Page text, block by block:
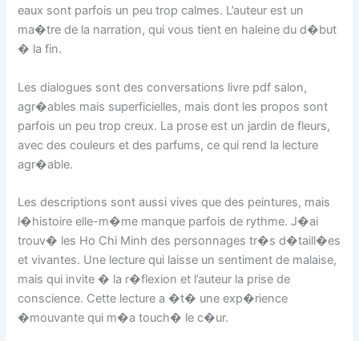
eaux sont parfois un peu trop calmes. L’auteur est un
ma�tre de la narration, qui vous tient en haleine du d�but
� la fin.
Les dialogues sont des conversations livre pdf salon,
agr�ables mais superficielles, mais dont les propos sont
parfois un peu trop creux. La prose est un jardin de fleurs,
avec des couleurs et des parfums, ce qui rend la lecture
agr�able.
Les descriptions sont aussi vives que des peintures, mais
l�histoire elle-m�me manque parfois de rythme. J�ai
trouv� les Ho Chi Minh des personnages tr�s d�taill�es
et vivantes. Une lecture qui laisse un sentiment de malaise,
mais qui invite � la r�flexion et l’auteur la prise de
conscience. Cette lecture a �t� une exp�rience
�mouvante qui m�a touch� le c�ur.